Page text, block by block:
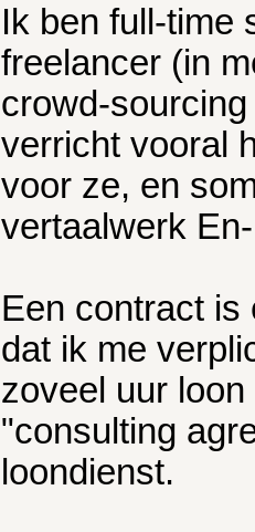
Ik ben full-time
freelancer (in
crowd-
verricht vooral
voor ze, en
vertaalwerk
Een contract is
dat ik me
zoveel uur
"consulting
loondienst.